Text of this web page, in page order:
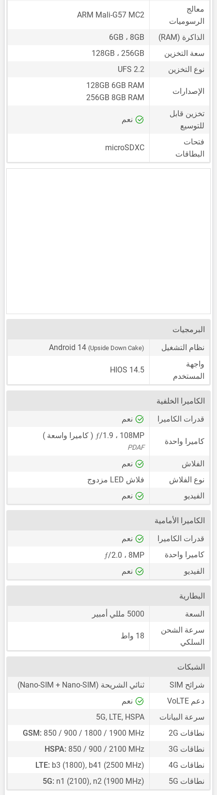
معالج
الرسوميات
ARM Mali-G57 MC2
الذاكرة (RAM)
6GB ، 8GB
سعة التخزين
128GB ، 256GB
نوع التخزين
UFS 2.2
الإصدارات
128GB 6GB RAM
256GB 8GB RAM
تخزين قابل
للتوسيع
نعم
فتحات
البطاقات
microSDXC
البرمجيات
نظام التشغيل
Android 14 (Upside Down Cake)
واجهة
المستخدم
HIOS 14.5
الكاميرا الخلفية
قدرات الكاميرا
نعم
كاميرا واحدة
108MP ، ƒ/1.9 ( كاميرا واسعة )
PDAF
الفلاش
نعم
نوع الفلاش
فلاش LED مزدوج
الفيديو
نعم
الكاميرا الأمامية
قدرات الكاميرا
نعم
كاميرا واحدة
8MP ، ƒ/2.0
الفيديو
نعم
البطارية
السعة
5000 مللي أمبير
سرعة الشحن
السلكي
18 واط
الشبكات
شرائح SIM
ثنائي الشريحة (Nano-SIM + Nano-SIM)
دعم VoLTE
نعم
سرعة البيانات
5G, LTE, HSPA
نطاقات 2G
GSM: 850 / 900 / 1800 / 1900 MHz
نطاقات 3G
HSPA: 850 / 900 / 2100 MHz
نطاقات 4G
LTE: b3 (1800), b41 (2500 MHz)
نطاقات 5G
5G: n1 (2100), n2 (1900 MHz)